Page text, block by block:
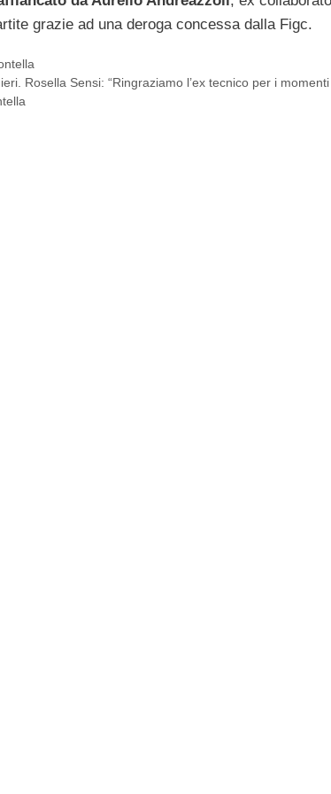
grazie ad una deroga concessa dalla Figc.
Rosella Sensi: “Ringraziamo l’ex tecnico per i